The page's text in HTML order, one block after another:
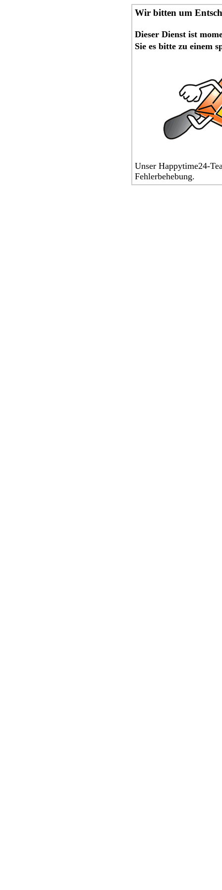
Wir bitten um
Dieser Dienst ist
Sie es bitte zu einem
Unser Happytime24-
Fehlerbehebung.